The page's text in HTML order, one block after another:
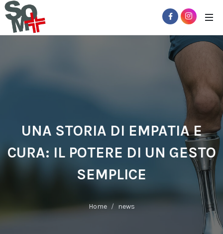
UNA STORIA DI EMPATIA E
CURA: IL POTERE DI UN GESTO
SEMPLICE
Home news